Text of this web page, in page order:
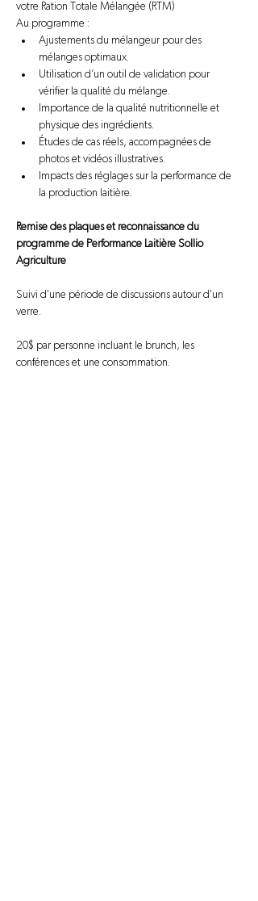
votre Ration Totale Mélangée (RTM)
Au programme :
Ajustements du mélangeur pour des
mélanges optimaux.
Utilisation d’un outil de validation pour
vérifier la qualité du mélange.
Importance de la qualité nutritionnelle et
physique des ingrédients.
Études de cas réels, accompagnées de
photos et vidéos illustratives.
Impacts des réglages sur la performance de
la production laitière.
Remise des plaques et reconnaissance du
programme de Performance Laitière Sollio
Agriculture
Suivi d'une période de discussions autour d'un
verre.
20$ par personne incluant le brunch, les
conférences et une consommation.